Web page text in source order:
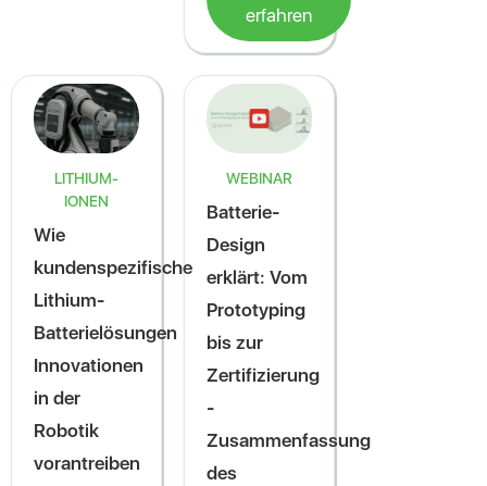
erfahren
LITHIUM-
IONEN
Wie
kundenspezifische
Lithium-
Batterielösungen
Innovationen
in der
Robotik
vorantreiben
WEBINAR
Batterie-
Design
erklärt: Vom
Prototyping
bis zur
Zertifizierung
-
Zusammenfassung
des